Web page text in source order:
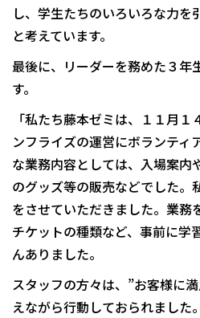
し、学生たちのいろいろな力
と考えています。
最後に、リーダーを務めた３年
す。
「私たち藤本ゼミは、１１月
ンフライズの運営にボランティ
な業務内容としては、入場案内
のグッズ等の販売などでした。
をさせていただきました。業務
チケットの種類など、事前に学
んありました。
スタッフの方々は、”お客様に
えながら行動しておられました